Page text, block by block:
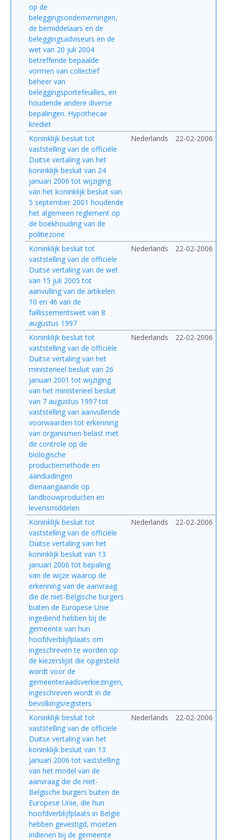
op de
beleggingsondernemingen,
de bemiddelaars en de
beleggingsadviseurs en de
wet van 20 juli 2004
betreffende bepaalde
vormen van collectief
beheer van
beleggingsportefeuilles, en
houdende andere diverse
bepalingen. Hypothecair
krediet
Koninklijk besluit tot
vaststelling van de officiële
Duitse vertaling van het
koninklijk besluit van 24
januari 2006 tot wijziging
van het koninklijk besluit van
5 september 2001 houdende
het algemeen reglement op
de boekhouding van de
politiezone
Nederlands 22-02-2006
Koninklijk besluit tot
vaststelling van de officiële
Duitse vertaling van de wet
van 15 juli 2005 tot
aanvulling van de artikelen
10 en 46 van de
faillissementswet van 8
augustus 1997
Nederlands 22-02-2006
Koninklijk besluit tot
vaststelling van de officiële
Duitse vertaling van het
ministerieel besluit van 26
januari 2001 tot wijziging
van het ministerieel besluit
van 7 augustus 1997 tot
vaststelling van aanvullende
voorwaarden tot erkenning
van organismen belast met
de controle op de
biologische
productiemethode en
aanduidingen
dienaangaande op
landbouwproducten en
levensmiddelen
Nederlands 22-02-2006
Koninklijk besluit tot
vaststelling van de officiële
Duitse vertaling van het
koninklijk besluit van 13
januari 2006 tot bepaling
van de wijze waarop de
erkenning van de aanvraag
die de niet-Belgische burgers
buiten de Europese Unie
ingediend hebben bij de
gemeente van hun
hoofdverblijfplaats om
ingeschreven te worden op
de kiezerslijst die opgesteld
wordt voor de
gemeenteraadsverkiezingen,
ingeschreven wordt in de
bevolkingsregisters
Nederlands 22-02-2006
Koninklijk besluit tot
vaststelling van de officiële
Duitse vertaling van het
koninklijk besluit van 13
januari 2006 tot vaststelling
van het model van de
aanvraag die de niet-
Belgische burgers buiten de
Europese Unie, die hun
hoofdverblijfplaats in België
hebben gevestigd, moeten
indienen bij de gemeente
Nederlands 22-02-2006